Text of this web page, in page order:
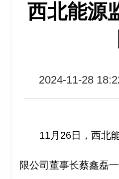
西北能源
2024-11-28
11月26日，西北
限公司董事长蔡鑫磊